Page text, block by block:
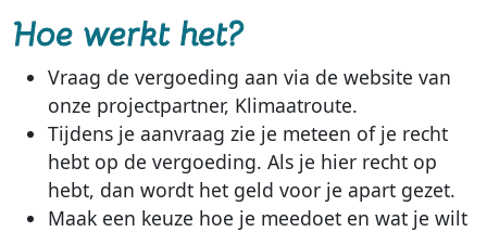
Hoe werkt het?
Vraag de vergoeding aan via de website van
onze projectpartner, Klimaatroute.
Tijdens je aanvraag zie je meteen of je recht
hebt op de vergoeding. Als je hier recht op
hebt, dan wordt het geld voor je apart gezet.
Maak een keuze hoe je meedoet en wat je wilt